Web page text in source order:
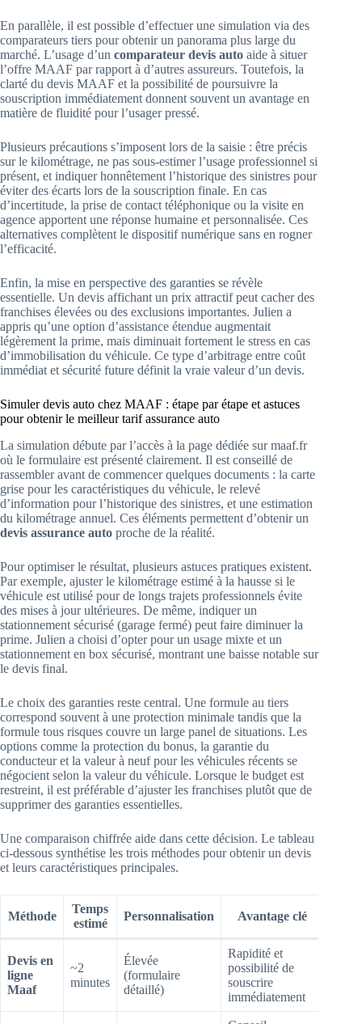
En parallèle, il est possible d’effectuer une simulation via des
comparateurs tiers pour obtenir un panorama plus large du
marché. L’usage d’un comparateur devis auto aide à situer
l’offre MAAF par rapport à d’autres assureurs. Toutefois, la
clarté du devis MAAF et la possibilité de poursuivre la
souscription immédiatement donnent souvent un avantage en
matière de fluidité pour l’usager pressé.
Plusieurs précautions s’imposent lors de la saisie : être précis
sur le kilométrage, ne pas sous-estimer l’usage professionnel si
présent, et indiquer honnêtement l’historique des sinistres pour
éviter des écarts lors de la souscription finale. En cas
d’incertitude, la prise de contact téléphonique ou la visite en
agence apportent une réponse humaine et personnalisée. Ces
alternatives complètent le dispositif numérique sans en rogner
l’efficacité.
Enfin, la mise en perspective des garanties se révèle
essentielle. Un devis affichant un prix attractif peut cacher des
franchises élevées ou des exclusions importantes. Julien a
appris qu’une option d’assistance étendue augmentait
légèrement la prime, mais diminuait fortement le stress en cas
d’immobilisation du véhicule. Ce type d’arbitrage entre coût
immédiat et sécurité future définit la vraie valeur d’un devis.
Simuler devis auto chez MAAF : étape par étape et astuces
pour obtenir le meilleur tarif assurance auto
La simulation débute par l’accès à la page dédiée sur maaf.fr
où le formulaire est présenté clairement. Il est conseillé de
rassembler avant de commencer quelques documents : la carte
grise pour les caractéristiques du véhicule, le relevé
d’information pour l’historique des sinistres, et une estimation
du kilométrage annuel. Ces éléments permettent d’obtenir un
devis assurance auto proche de la réalité.
Pour optimiser le résultat, plusieurs astuces pratiques existent.
Par exemple, ajuster le kilométrage estimé à la hausse si le
véhicule est utilisé pour de longs trajets professionnels évite
des mises à jour ultérieures. De même, indiquer un
stationnement sécurisé (garage fermé) peut faire diminuer la
prime. Julien a choisi d’opter pour un usage mixte et un
stationnement en box sécurisé, montrant une baisse notable sur
le devis final.
Le choix des garanties reste central. Une formule au tiers
correspond souvent à une protection minimale tandis que la
formule tous risques couvre un large panel de situations. Les
options comme la protection du bonus, la garantie du
conducteur et la valeur à neuf pour les véhicules récents se
négocient selon la valeur du véhicule. Lorsque le budget est
restreint, il est préférable d’ajuster les franchises plutôt que de
supprimer des garanties essentielles.
Une comparaison chiffrée aide dans cette décision. Le tableau
ci-dessous synthétise les trois méthodes pour obtenir un devis
et leurs caractéristiques principales.
Méthode
Temps
estimé
Personnalisation Avantage clé
Devis en
ligne
Maaf
~2
minutes
Élevée
(formulaire
détaillé)
Rapidité et
possibilité de
souscrire
immédiatement